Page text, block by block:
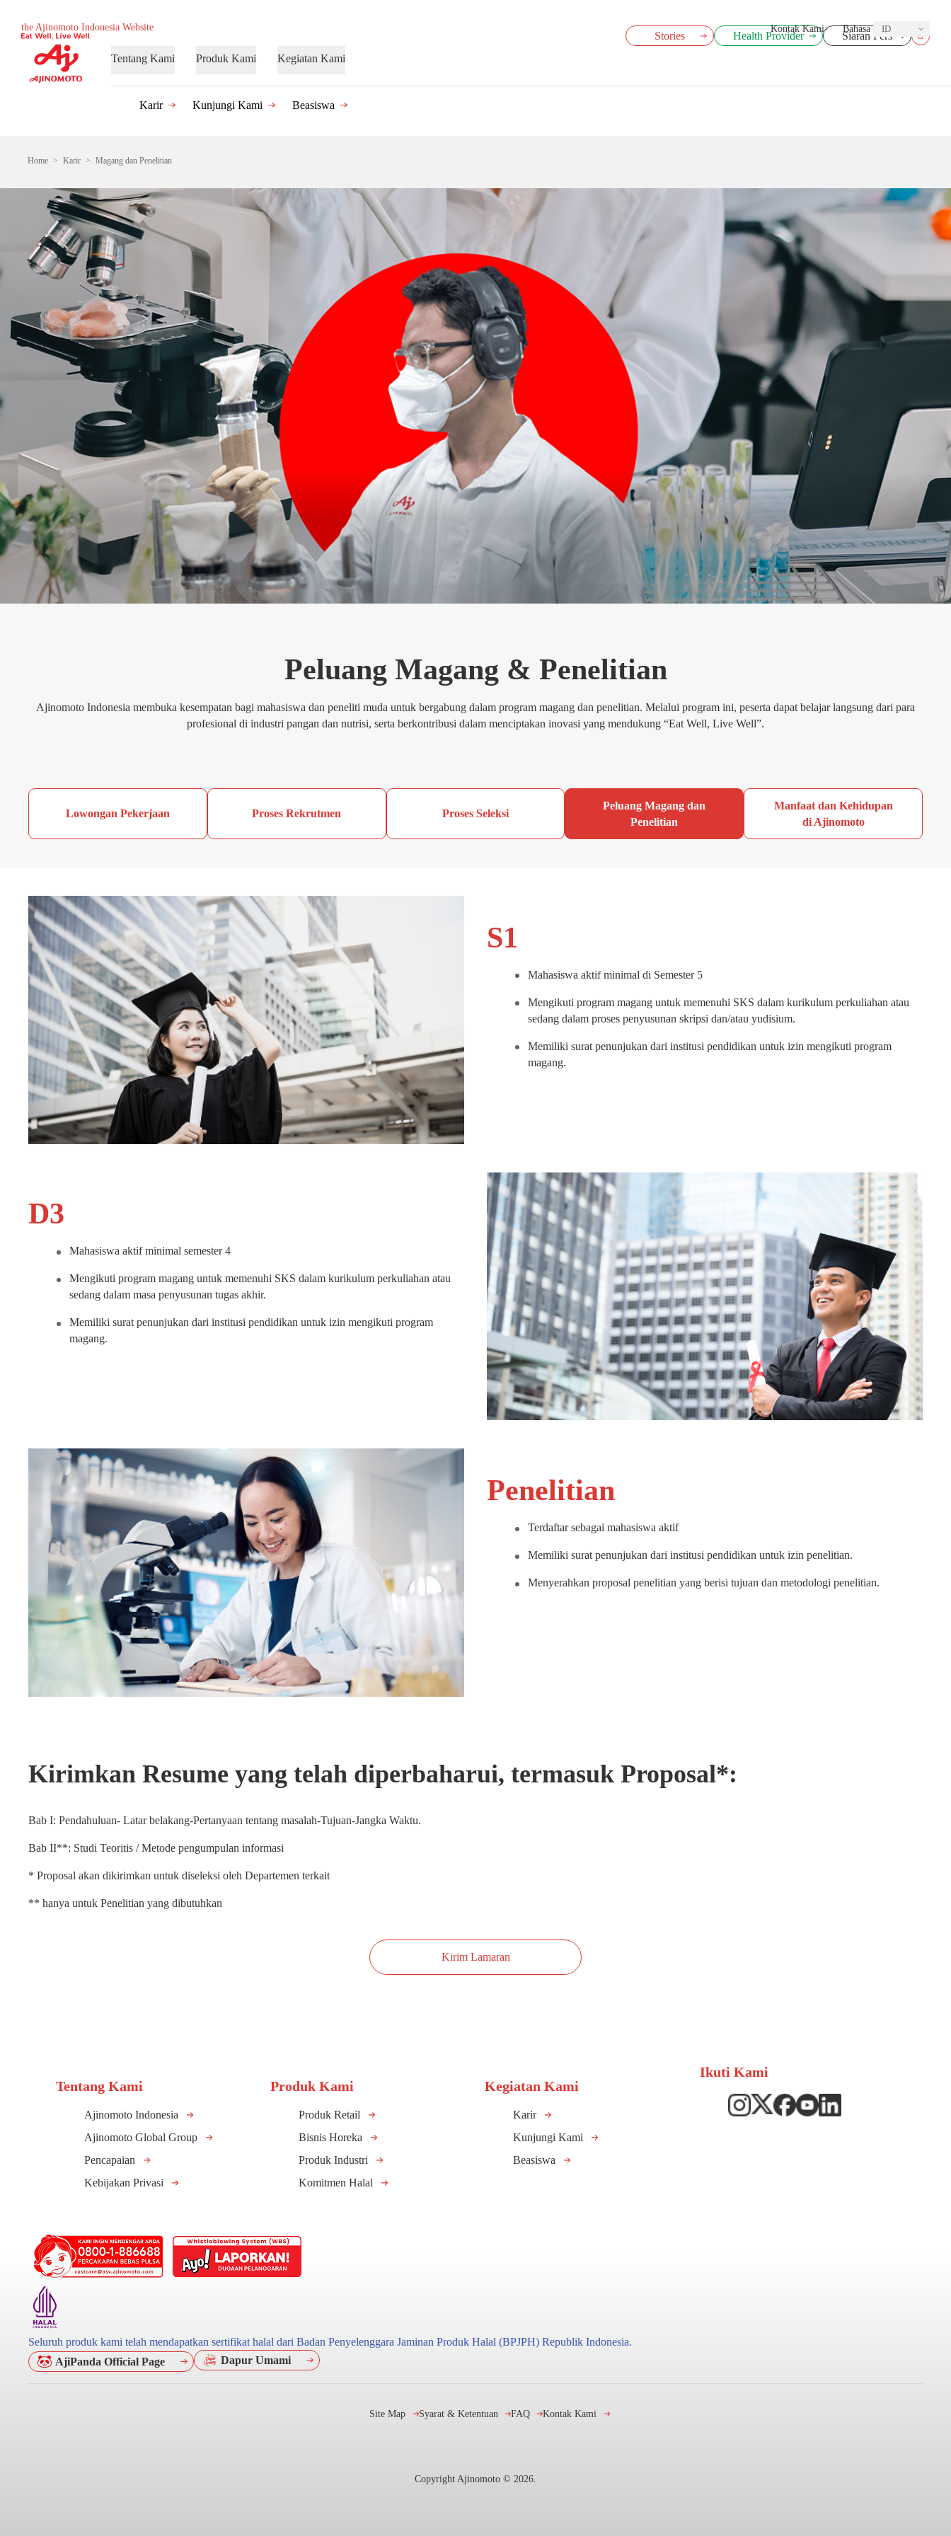
the Ajinomoto Indonesia Website
Tentang Kami Produk Kami Kegiatan Kami
Stories Health Provider Siaran Pers
Kontak Kami Bahasa ID
Karir Kunjungi Kami Beasiswa
Home Karir Magang dan Penelitian
Peluang Magang & Penelitian
Ajinomoto Indonesia membuka kesempatan bagi mahasiswa dan peneliti muda untuk bergabung dalam program magang dan penelitian. Melalui program ini, peserta dapat belajar langsung dari para
profesional di industri pangan dan nutrisi, serta berkontribusi dalam menciptakan inovasi yang mendukung “Eat Well, Live Well”.
Lowongan Pekerjaan Proses Rekrutmen Proses Seleksi
Peluang Magang dan
Penelitian
Manfaat dan Kehidupan
di Ajinomoto
S1
Mahasiswa aktif minimal di Semester 5
Mengikuti program magang untuk memenuhi SKS dalam kurikulum perkuliahan atau
sedang dalam proses penyusunan skripsi dan/atau yudisium.
Memiliki surat penunjukan dari institusi pendidikan untuk izin mengikuti program
magang.
D3
Mahasiswa aktif minimal semester 4
Mengikuti program magang untuk memenuhi SKS dalam kurikulum perkuliahan atau
sedang dalam masa penyusunan tugas akhir.
Memiliki surat penunjukan dari institusi pendidikan untuk izin mengikuti program
magang.
Penelitian
Terdaftar sebagai mahasiswa aktif
Memiliki surat penunjukan dari institusi pendidikan untuk izin penelitian.
Menyerahkan proposal penelitian yang berisi tujuan dan metodologi penelitian.
Kirimkan Resume yang telah diperbaharui, termasuk Proposal*:
Bab I: Pendahuluan- Latar belakang-Pertanyaan tentang masalah-Tujuan-Jangka Waktu.
Bab II**: Studi Teoritis / Metode pengumpulan informasi
* Proposal akan dikirimkan untuk diseleksi oleh Departemen terkait
** hanya untuk Penelitian yang dibutuhkan
Kirim Lamaran
Tentang Kami
Ajinomoto Indonesia
Ajinomoto Global Group
Pencapaian
Kebijakan Privasi
Produk Kami
Produk Retail
Bisnis Horeka
Produk Industri
Komitmen Halal
Kegiatan Kami
Karir
Kunjungi Kami
Beasiswa
Ikuti Kami
Seluruh produk kami telah mendapatkan sertifikat halal dari Badan Penyelenggara Jaminan Produk Halal (BPJPH) Republik Indonesia.
AjiPanda Official Page
Dapur Umami
Site Map Syarat & Ketentuan FAQ Kontak Kami
Copyright Ajinomoto © 2026.